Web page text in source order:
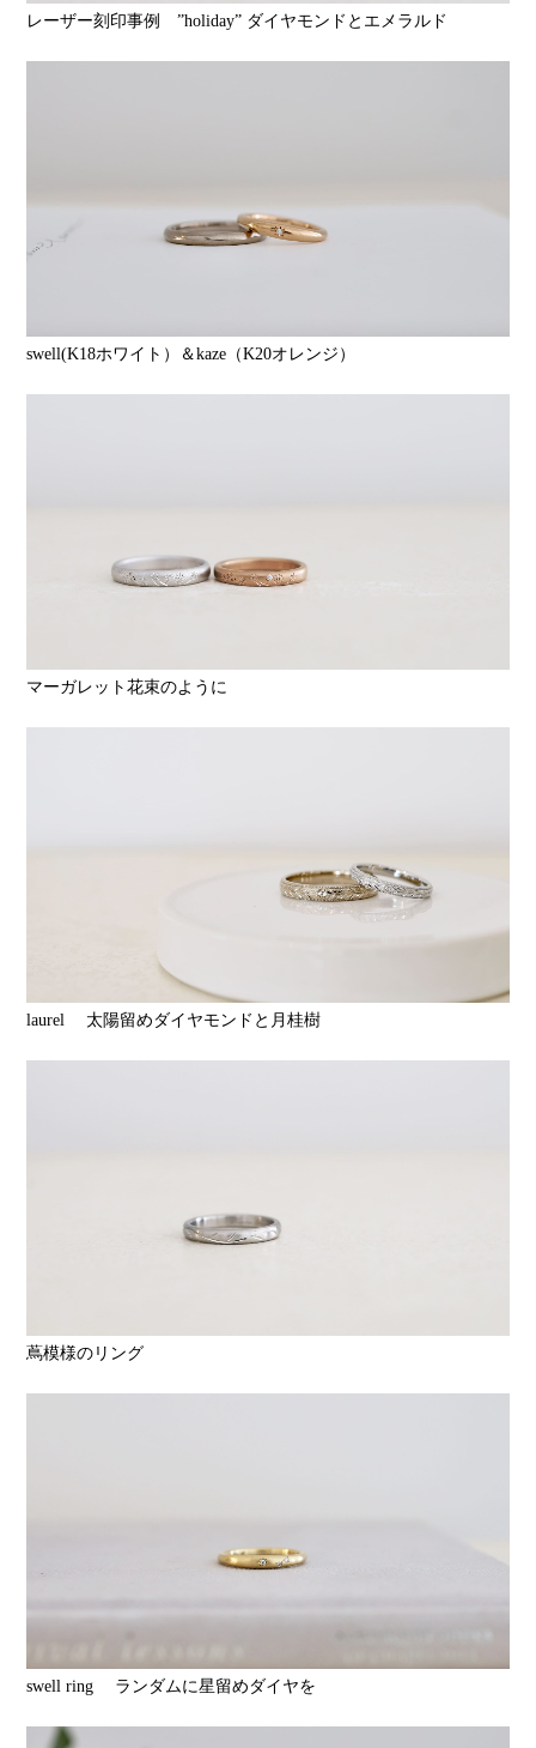
レーザー刻印事例 ”holiday” ダイヤモンドとエメラルド
swell(K18ホワイト）＆kaze（K20オレンジ）
マーガレット花束のように
laurel 太陽留めダイヤモンドと月桂樹
蔦模様のリング
swell ring ランダムに星留めダイヤを